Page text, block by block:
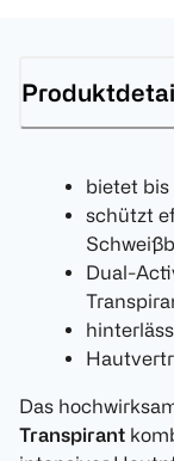
bietet
schützt
Dual-
Das
Transpirant